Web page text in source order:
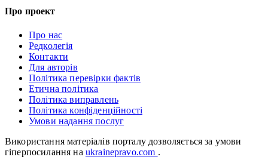
Про проект
Про нас
Редколегія
Контакти
Для авторів
Політика перевірки фактів
Етична політика
Політика виправлень
Політика конфіденційності
Умови надання послуг
Використання матеріалів порталу дозволяється за умови
гіперпосилання на ukrainepravo.com .